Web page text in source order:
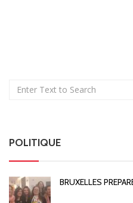
POLITIQUE
BRUXELLES